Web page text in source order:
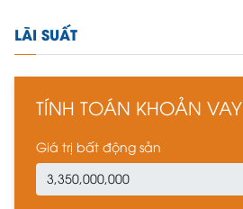
LÃI SUẤT
TÍNH TOÁN KHOẢN VAY
Giá trị bất động sản